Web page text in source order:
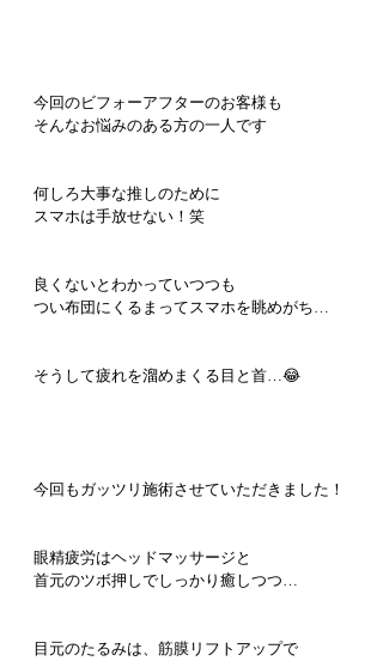
今回のビフォーアフターのお客様も
そんなお悩みのある方の一人です
何しろ大事な推しのために
スマホは手放せない！笑
良くないとわかっていつつも
つい布団にくるまってスマホを眺めがち…
そうして疲れを溜めまくる目と首…😂
今回もガッツリ施術させていただきました！
眼精疲労はヘッドマッサージと
首元のツボ押しでしっかり癒しつつ…
目元のたるみは、筋膜リフトアップで